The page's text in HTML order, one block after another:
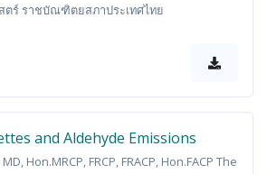
ร์ ราชบัณฑิตยสภาประเทศไทย
and Aldehyde Emissions
Hon.MRCP, FRCP, FRACP, Hon.FACP The